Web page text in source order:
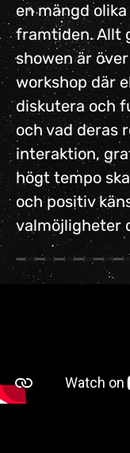
en mängd
framtiden. Allt
showen är
workshop där
diskutera och
och vad deras
interaktion,
högt tempo
och positiv
valmöjligheter